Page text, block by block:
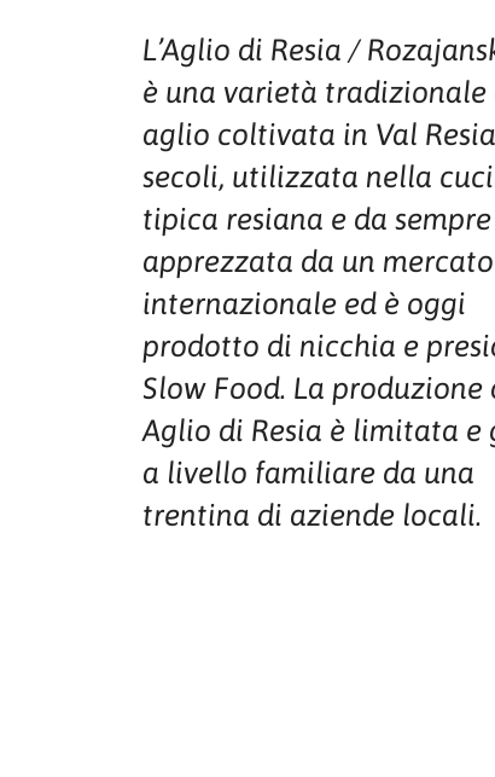
L’Aglio di Resia /
è una varietà tradizionale
aglio coltivata in Val
secoli, utilizzata nella
tipica resiana e da sempre
apprezzata da un mercato
internazionale ed è oggi
prodotto di nicchia e
Slow Food. La produzione
Aglio di Resia è limitata e
a livello familiare da una
trentina di aziende locali.